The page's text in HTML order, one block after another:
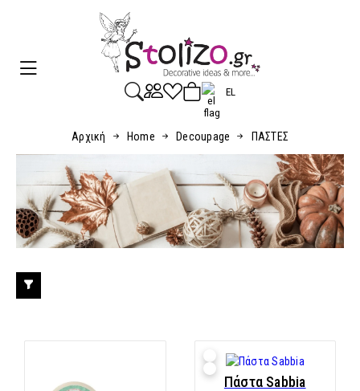
EL
Αρχική Home Decoupage ΠΑΣΤΕΣ
Πάστα Sabbia